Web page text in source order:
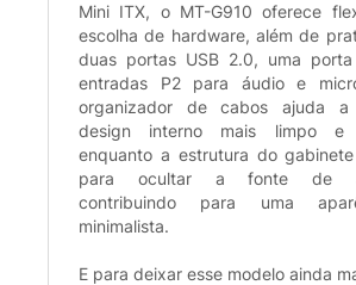
Mini ITX, o MT-G910 oferece
escolha de hardware, além de
duas portas USB 2.0, uma
entradas P2 para áudio e
organizador de cabos ajuda a
design interno mais limpo e
enquanto a estrutura do
para ocultar a fonte de
contribuindo para uma
minimalista.
E para deixar esse modelo ainda